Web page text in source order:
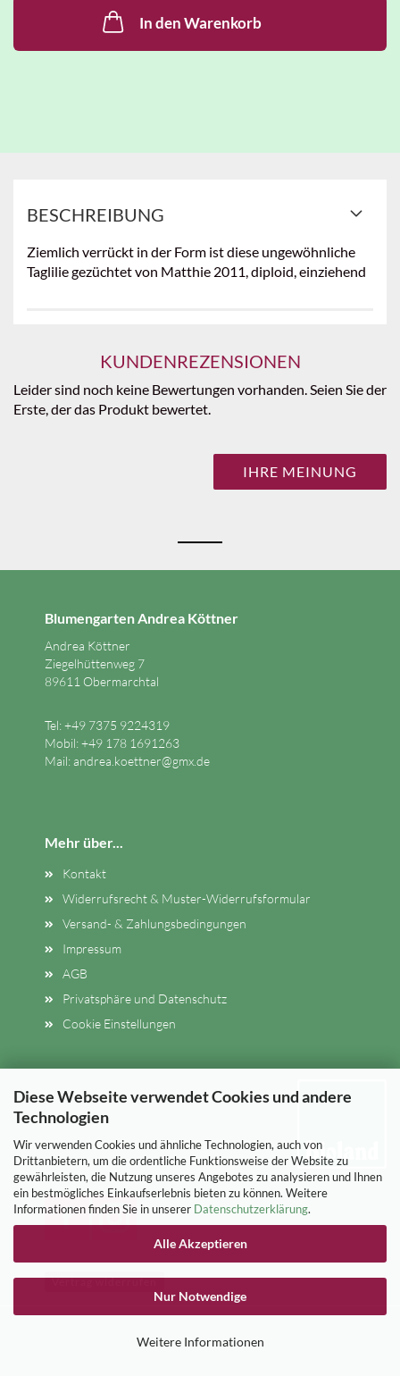
Diese Webseite verwendet Cookies und andere
Technologien
Wir verwenden Cookies und ähnliche Technologien, auch von
Drittanbietern, um die ordentliche Funktionsweise der Website zu
gewährleisten, die Nutzung unseres Angebotes zu analysieren und Ihnen
ein bestmögliches Einkaufserlebnis bieten zu können. Weitere
Informationen finden Sie in unserer Datenschutzerklärung.
Alle Akzeptieren
Nur Notwendige
Weitere Informationen
In den Warenkorb
BESCHREIBUNG
Ziemlich verrückt in der Form ist diese ungewöhnliche
Taglilie gezüchtet von Matthie 2011, diploid, einziehend
KUNDENREZENSIONEN
Leider sind noch keine Bewertungen vorhanden. Seien Sie der
Erste, der das Produkt bewertet.
IHRE MEINUNG
Blumengarten Andrea Köttner
Andrea Köttner
Ziegelhüttenweg 7
89611 Obermarchtal
Tel: +49 7375 9224319
Mobil: +49 178 1691263
Mail:andrea.koettner@gmx.de
Mehr über...
Kontakt
Widerrufsrecht & Muster-Widerrufsformular
Versand- & Zahlungsbedingungen
Impressum
AGB
Privatsphäre und Datenschutz
Cookie Einstellungen
Vertrag widerrufen